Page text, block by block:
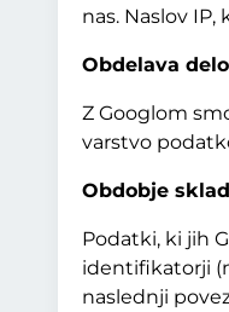
nas. Naslov
Obdelava
Z Googlom
varstvo
Obdobje
Podatki, ki jih
identifikatorji
naslednji